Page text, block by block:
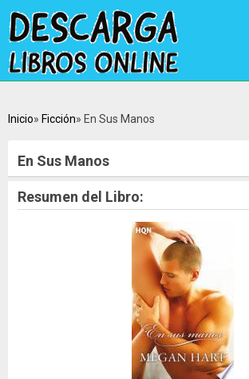
Inicio Ficción En Sus Manos
En Sus Manos
Resumen del Libro: